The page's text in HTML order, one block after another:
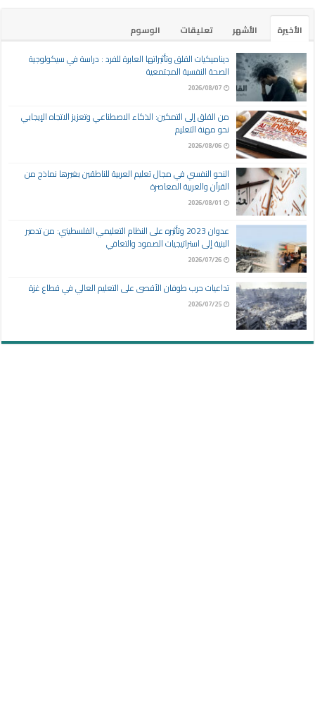
الأخيرة الأشهر تعليقات
الوسوم
ديناميكيات القلق وتأثيراتها العابرة للفرد : دراسة في سيكولوجية
الصحة النفسية المجتمعية
2026/08/07
من القلق إلى التمكين: الذكاء الاصطناعي وتعزيز الاتجاه الإيجابي
نحو مهنة التعليم
2026/08/06
النحو النفسي في مجال تعليم العربية للناطقين بغيرها نماذج من
القرآن والعربية المعاصرة
2026/08/01
عدوان 2023 وتأثيره على النظام التعليمي الفلسطيني: من تدمير
البنية إلى استراتيجيات الصمود والتعافي
2026/07/26
تداعيات حرب طوفان الأقصى على التعليم العالي في قطاع غزة
2026/07/25